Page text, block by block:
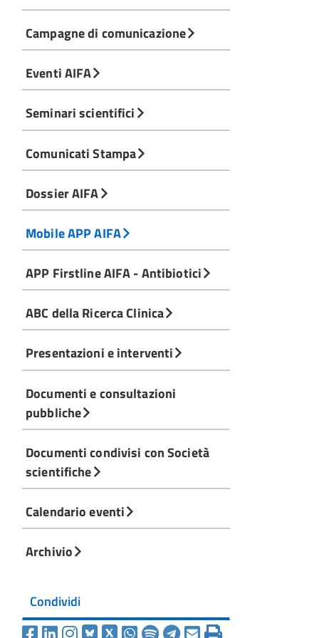
Campagne di comunicazione
Eventi AIFA
Seminari scientifici
Comunicati Stampa
Dossier AIFA
Mobile APP AIFA
APP Firstline AIFA - Antibiotici
ABC della Ricerca Clinica
Presentazioni e interventi
Documenti e consultazioni
pubbliche
Documenti condivisi con Società
scientifiche
Calendario eventi
Archivio
Condividi